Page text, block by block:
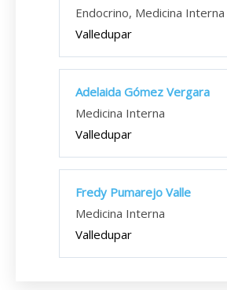
Endocrino, Medicina Interna
Valledupar
Adelaida Gómez Vergara
Medicina Interna
Valledupar
Fredy Pumarejo Valle
Medicina Interna
Valledupar